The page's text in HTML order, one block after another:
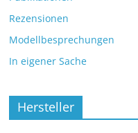
Rezensionen
Modellbesprechungen
In eigener Sache
Hersteller